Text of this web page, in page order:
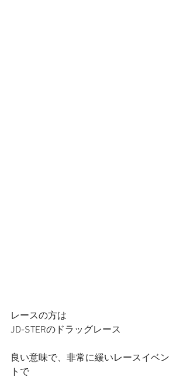
レースの方は
JD-STERのドラッグレース
良い意味で、非常に緩いレースイベン
トで